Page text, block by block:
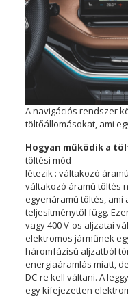
A navigációs rendszer
töltőállomásokat, ami
Hogyan működik a
töltési mód
létezik : váltakozó
váltakozó áramú töltés
egyenáramú töltés, ami
teljesítménytől függ.
vagy 400 V-os aljzatai
elektromos járműnek
háromfázisú aljzatból
energiaáramlás miatt,
DC-re kell váltani. A
egy kifejezetten